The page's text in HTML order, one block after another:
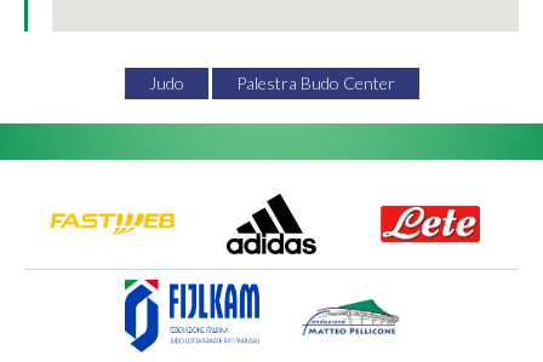
Judo Palestra Budo Center